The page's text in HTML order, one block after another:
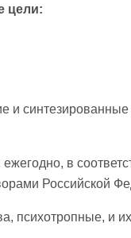
цели:
и
в
Российской
психотропные, и